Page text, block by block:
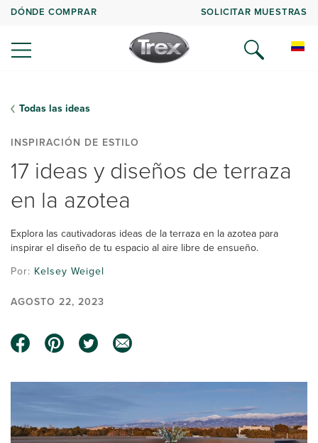
DÓNDE COMPRAR SOLICITAR MUESTRAS
Todas las ideas
INSPIRACIÓN DE ESTILO
17 ideas y diseños de terraza
en la azotea
Explora las cautivadoras ideas de la terraza en la azotea para
inspirar el diseño de tu espacio al aire libre de ensueño.
Por: Kelsey Weigel
AGOSTO 22, 2023